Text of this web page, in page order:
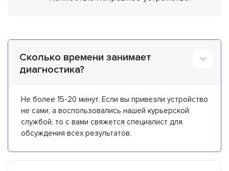
Сколько времени занимает
диагностика?
Не более 15-20 минут. Если вы привезли устройство
не сами, а воспользовались нашей курьерской
службой, то с вами свяжется специалист для
обсуждения всех результатов.